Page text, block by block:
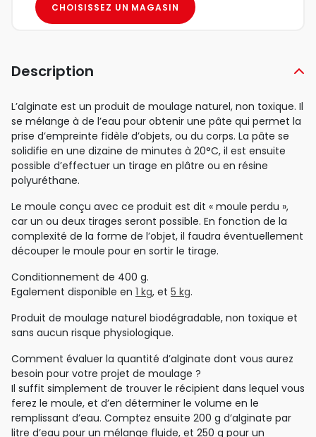
CHOISISSEZ UN MAGASIN
Description
L’alginate est un produit de moulage naturel, non toxique. Il
se mélange à de l’eau pour obtenir une pâte qui permet la
prise d’empreinte fidèle d’objets, ou du corps. La pâte se
solidifie en une dizaine de minutes à 20°C, il est ensuite
possible d’effectuer un tirage en plâtre ou en résine
polyuréthane.
Le moule conçu avec ce produit est dit « moule perdu »,
car un ou deux tirages seront possible. En fonction de la
complexité de la forme de l’objet, il faudra éventuellement
découper le moule pour en sortir le tirage.
Conditionnement de 400 g.
Egalement disponible en 1 kg, et 5 kg.
Produit de moulage naturel biodégradable, non toxique et
sans aucun risque physiologique.
Comment évaluer la quantité d’alginate dont vous aurez
besoin pour votre projet de moulage ?
Il suffit simplement de trouver le récipient dans lequel vous
ferez le moule, et d’en déterminer le volume en le
remplissant d’eau. Comptez ensuite 200 g d’alginate par
litre d’eau pour un mélange fluide, et 250 g pour un